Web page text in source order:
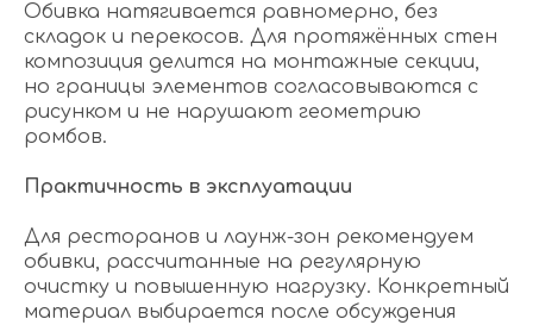
Обивка натягивается равномерно, без
складок и перекосов. Для протяжённых стен
композиция делится на монтажные секции,
но границы элементов согласовываются с
рисунком и не нарушают геометрию
ромбов.
Практичность в эксплуатации
Для ресторанов и лаунж-зон рекомендуем
обивки, рассчитанные на регулярную
очистку и повышенную нагрузку. Конкретный
материал выбирается после обсуждения